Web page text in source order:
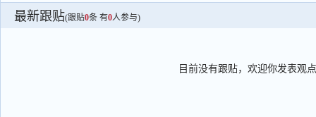
最新跟贴(跟贴0条 有0人参与)
目前没有跟贴，欢迎你发表观点